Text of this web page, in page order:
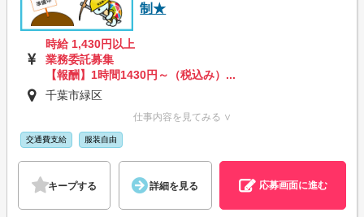
制★
時給 1,430円以上
業務委託募集
【報酬】1時間1430円～（税込み）...
千葉市緑区
仕事内容を見てみる ∨
交通費支給 服装自由
キープする 詳細を見る 応募画面に進む